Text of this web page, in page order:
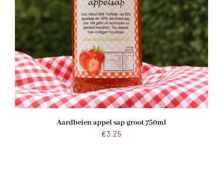
Aardbeien appel sap groot 750ml
€3.25